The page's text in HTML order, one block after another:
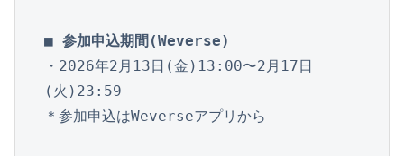
■ 参加申込期間(Weverse)
・2026年2月13日(金)13:00〜2月17日
(火)23:59
＊参加申込はWeverseアプリから